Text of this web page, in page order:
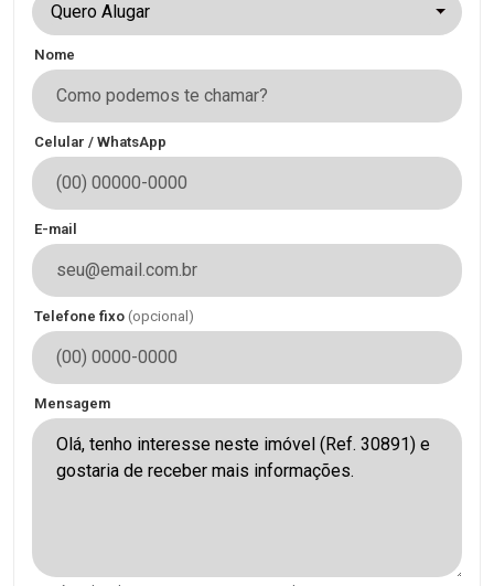
Quero Alugar
Nome
Celular / WhatsApp
E-mail
Telefone fixo (opcional)
Mensagem